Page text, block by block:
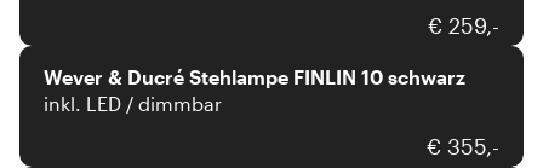
€ 259,-
Wever & Ducré
Wever & Ducré Stehlampe FINLIN 10 schwarz
inkl. LED / dimmbar
€ 355,-
Foscarini